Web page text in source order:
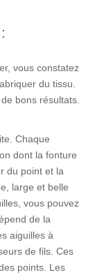
vous constatez
du tissu.
bons résultats.
Chaque
dont la fonture
du point et la
large et belle
vous pouvez
de la
aiguilles à
de fils. Ces
points. Les